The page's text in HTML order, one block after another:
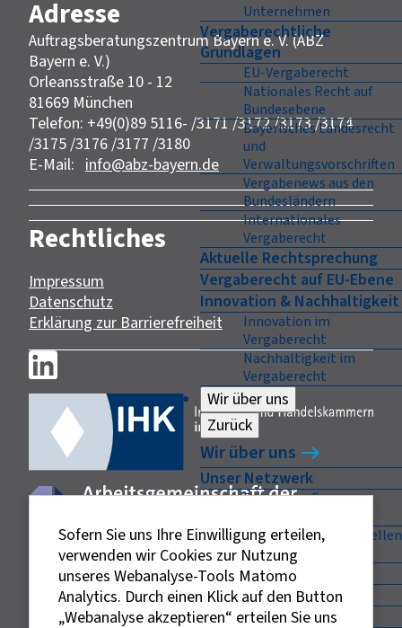
Unternehmen
Vergaberechtliche
Grundlagen
EU-Vergaberecht
Nationales Recht auf
Bundesebene
Bayerisches Landesrecht
und
Verwaltungsvorschriften
Vergabenews aus den
Bundesländern
Internationales
Vergaberecht
Aktuelle Rechtsprechung
Vergaberecht auf EU-Ebene
Innovation & Nachhaltigkeit
Innovation im
Vergaberecht
Nachhaltigkeit im
Vergaberecht
Wir über uns
Zurück
Wir über uns
Unser Netzwerk
Enterprise Europe
Auftragsberatungsstellen
in Deutschland
Ansprechpartner
Träger
Vorstand
Adresse
Auftragsberatungszentrum Bayern e. V. (ABZ
Bayern e. V.)
Orleansstraße 10 - 12
81669 München
Telefon: +49(0)89 5116- /3171 /3172 /3173 /3174
/3175 /3176 /3177 /3180
E-Mail: info@abz-bayern.de
Rechtliches
Impressum
Datenschutz
Erklärung zur Barrierefreiheit
Sofern Sie uns Ihre Einwilligung erteilen,
verwenden wir Cookies zur Nutzung
unseres Webanalyse-Tools Matomo
Analytics. Durch einen Klick auf den Button
„Webanalyse akzeptieren“ erteilen Sie uns